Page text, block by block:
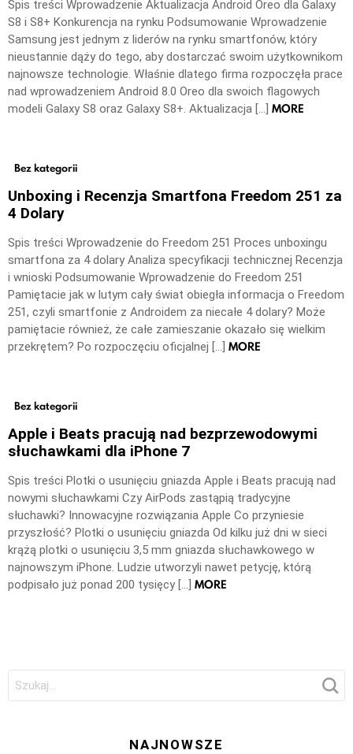
Spis treści Wprowadzenie Aktualizacja Android Oreo dla Galaxy
S8 i S8+ Konkurencja na rynku Podsumowanie Wprowadzenie
Samsung jest jednym z liderów na rynku smartfonów, który
nieustannie dąży do tego, aby dostarczać swoim użytkownikom
najnowsze technologie. Właśnie dlatego firma rozpoczęła prace
nad wprowadzeniem Android 8.0 Oreo dla swoich flagowych
modeli Galaxy S8 oraz Galaxy S8+. Aktualizacja […] MORE
Bez kategorii
Unboxing i Recenzja Smartfona Freedom 251 za
4 Dolary
Spis treści Wprowadzenie do Freedom 251 Proces unboxingu
smartfona za 4 dolary Analiza specyfikacji technicznej Recenzja
i wnioski Podsumowanie Wprowadzenie do Freedom 251
Pamiętacie jak w lutym cały świat obiegła informacja o Freedom
251, czyli smartfonie z Androidem za niecałe 4 dolary? Może
pamiętacie również, że całe zamieszanie okazało się wielkim
przekrętem? Po rozpoczęciu oficjalnej […] MORE
Bez kategorii
Apple i Beats pracują nad bezprzewodowymi
słuchawkami dla iPhone 7
Spis treści Plotki o usunięciu gniazda Apple i Beats pracują nad
nowymi słuchawkami Czy AirPods zastąpią tradycyjne
słuchawki? Innowacyjne rozwiązania Apple Co przyniesie
przyszłość? Plotki o usunięciu gniazda Od kilku już dni w sieci
krążą plotki o usunięciu 3,5 mm gniazda słuchawkowego w
najnowszym iPhone. Ludzie utworzyli nawet petycję, którą
podpisało już ponad 200 tysięcy […] MORE
NAJNOWSZE